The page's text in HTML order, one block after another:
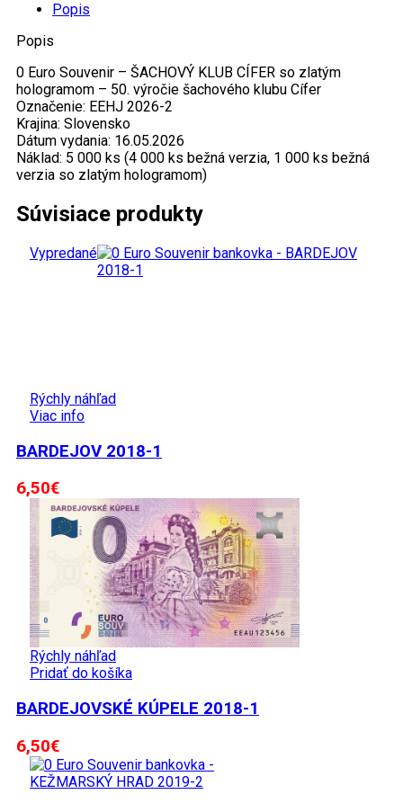
zlatým
Popis
Popis
0 Euro Souvenir – ŠACHOVÝ KLUB CÍFER so zlatým
hologramom – 50. výročie šachového klubu Cífer
Označenie: EEHJ 2026-2
Krajina: Slovensko
Dátum vydania: 16.05.2026
Náklad: 5 000 ks (4 000 ks bežná verzia, 1 000 ks bežná
verzia so zlatým hologramom)
Súvisiace produkty
Vypredané
Rýchly náhľad
Viac info
BARDEJOV 2018-1
6,50€
Rýchly náhľad
Pridať do košíka
BARDEJOVSKÉ KÚPELE 2018-1
6,50€